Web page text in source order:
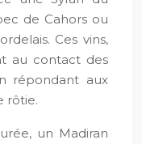
de Cahors ou
Ces vins,
au contact des
répondant aux
rôtie.
un Madiran